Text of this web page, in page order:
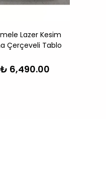
Lazer Kesim
Çerçeveli Tablo
₺ 6,490.00